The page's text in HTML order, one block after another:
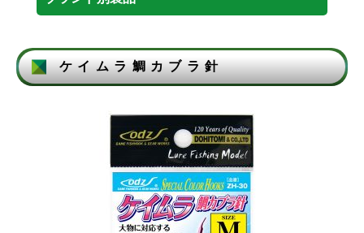
ケイムラ鯛カブラ針